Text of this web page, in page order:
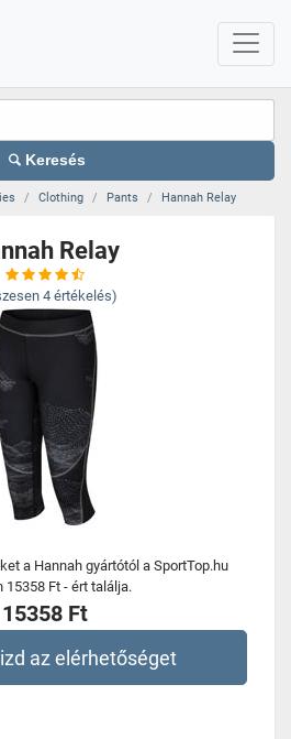
Keresés
Clothing Pants Hannah Relay
Relay
4 értékelés)
a Hannah gyártótól a SportTop.hu
15358 Ft - ért találja.
15358 Ft
az elérhetőséget